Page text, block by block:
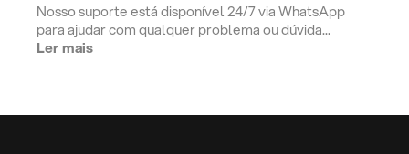
Nosso suporte está disponível 24/7 via WhatsApp
para ajudar com qualquer problema ou dúvida...
Ler mais